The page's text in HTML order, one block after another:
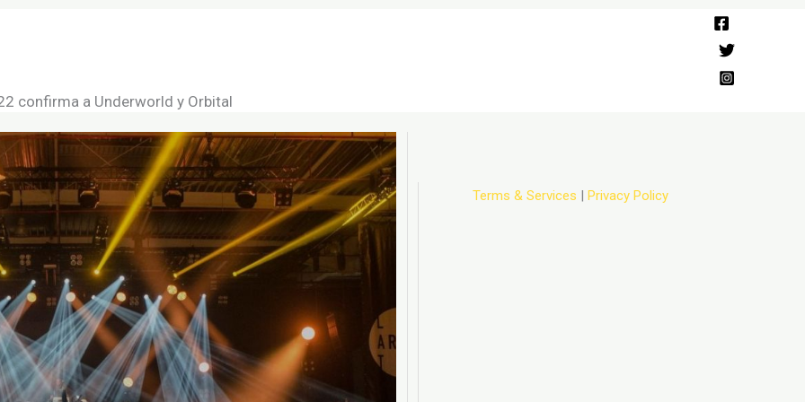
confirma a Underworld y Orbital
Terms & Services |Privacy Policy